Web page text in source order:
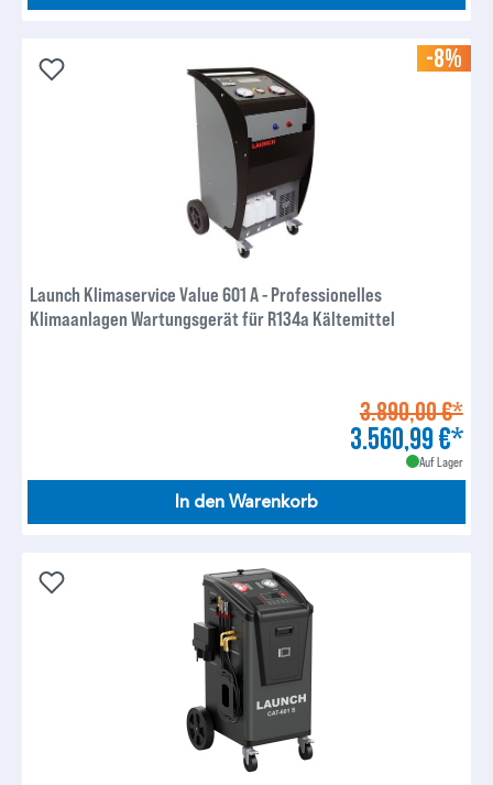
-8%
Launch Klimaservice Value 601 A - Professionelles
Klimaanlagen Wartungsgerät für R134a Kältemittel
3.890,00 €*
3.560,99 €*
Auf Lager
In den Warenkorb